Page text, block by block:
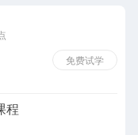
免费试学
程